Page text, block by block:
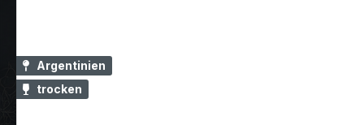
Argentinien
trocken